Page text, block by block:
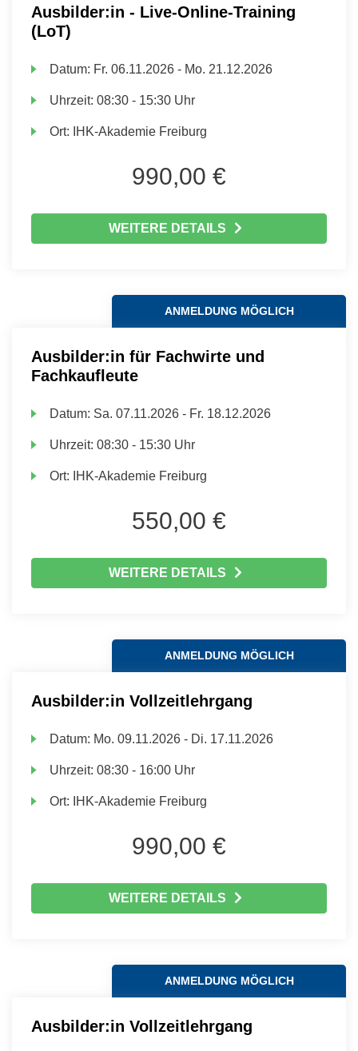
Ausbilder:in - Live-Online-Training
(LoT)
Datum: Fr. 06.11.2026 - Mo. 21.12.2026
Uhrzeit:08:30 - 15:30 Uhr
Ort: IHK-Akademie Freiburg
990,00 €
WEITERE DETAILS
ANMELDUNG MÖGLICH
Ausbilder:in für Fachwirte und
Fachkaufleute
Datum: Sa. 07.11.2026 - Fr. 18.12.2026
Uhrzeit:08:30 - 15:30 Uhr
Ort: IHK-Akademie Freiburg
550,00 €
WEITERE DETAILS
ANMELDUNG MÖGLICH
Ausbilder:in Vollzeitlehrgang
Datum: Mo. 09.11.2026 - Di. 17.11.2026
Uhrzeit:08:30 - 16:00 Uhr
Ort: IHK-Akademie Freiburg
990,00 €
WEITERE DETAILS
ANMELDUNG MÖGLICH
Ausbilder:in Vollzeitlehrgang